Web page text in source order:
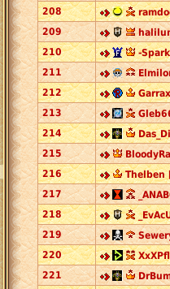
208
209
210
-
211
212
213
214
215
216
Thelben
217
218
219
220
221